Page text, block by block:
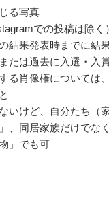
る写真
での投稿は除く）
結果発表時までに結
たは過去に入選・入
る肖像権については
いけど、自分たち（
、同居家族だけでな
」でも可